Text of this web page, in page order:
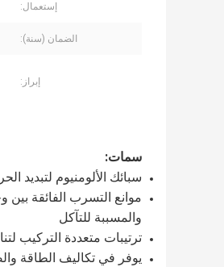
إستعمال:
الضمان (سنة):
إبراز:
سمات:
سبائك الألومنيوم لتبديد
موانع التسرب الفائقة بين
والمسببة للتآكل
ترتيبات متعددة التركيب
يوفر في تكاليف الطاقة